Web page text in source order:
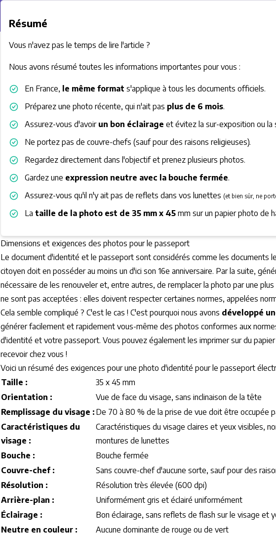
Résumé
Vous n'avez pas le temps de lire l'article ?
Nous avons résumé toutes les informations importantes pour vous :
En France, le même format s'applique à tous les documents officiels.
Préparez une photo récente, qui n'ait pas plus de 6 mois.
Assurez-vous d'avoir un bon éclairage et évitez la sur-exposition ou la
Ne portez pas de couvre-chefs (sauf pour des raisons religieuses).
Regardez directement dans l'objectif et prenez plusieurs photos.
Gardez une expression neutre avec la bouche fermée.
Assurez-vous qu'il n'y ait pas de reflets dans vos lunettes (et bien sûr, ne
La taille de la photo est de 35 mm x 45 mm sur un papier photo de
Dimensions et exigences des photos pour le passeport
Le document d'identité et le passeport sont considérés comme les documents
citoyen doit en posséder au moins un d'ici son 16e anniversaire. Par la suite,
nécessaire de les renouveler et, entre autres, de remplacer la photo par une
ne sont pas acceptées : elles doivent respecter certaines normes, appelées
Cela semble compliqué ? C'est le cas ! C'est pourquoi nous avons développé
générer facilement et rapidement vous-même des photos conformes aux
d'identité et votre passeport. Vous pouvez également les imprimer sur du
recevoir chez vous !
Voici un résumé des exigences pour une photo d'identité pour le passeport
Taille :
35 x 45 mm
Orientation :
Vue de face du visage, sans inclinaison de la tête
Remplissage du visage : De 70 à 80 % de la prise de vue doit être occupée
Caractéristiques du
visage :
Caractéristiques du visage claires et yeux visibles,
montures de lunettes
Bouche :
Bouche fermée
Couvre-chef :
Sans couvre-chef d'aucune sorte, sauf pour des
Résolution :
Résolution très élevée (600 dpi)
Arrière-plan :
Uniformément gris et éclairé uniformément
Éclairage :
Bon éclairage, sans reflets de flash sur le visage et
Neutre en couleur :
Aucune dominante de rouge ou de vert